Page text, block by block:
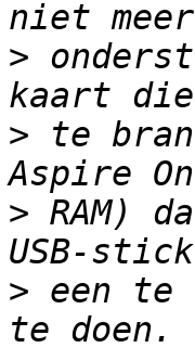
>
> te
> RAM)
> een te